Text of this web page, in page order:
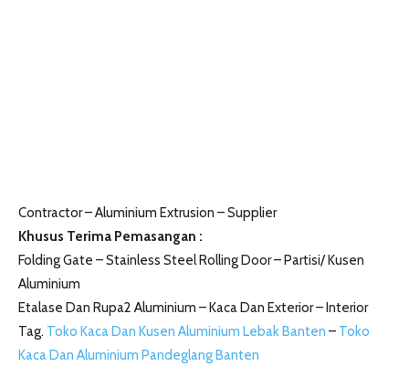
Contractor – Aluminium Extrusion – Supplier
Khusus Terima Pemasangan :
Folding Gate – Stainless Steel Rolling Door – Partisi/ Kusen
Aluminium
Etalase Dan Rupa2 Aluminium – Kaca Dan Exterior – Interior
Tag. Toko Kaca Dan Kusen Aluminium Lebak Banten – Toko
Kaca Dan Aluminium Pandeglang Banten